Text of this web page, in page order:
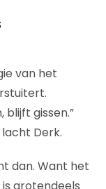
van het
gissen.”
lacht Derk.
dan. Want het
grotendeels